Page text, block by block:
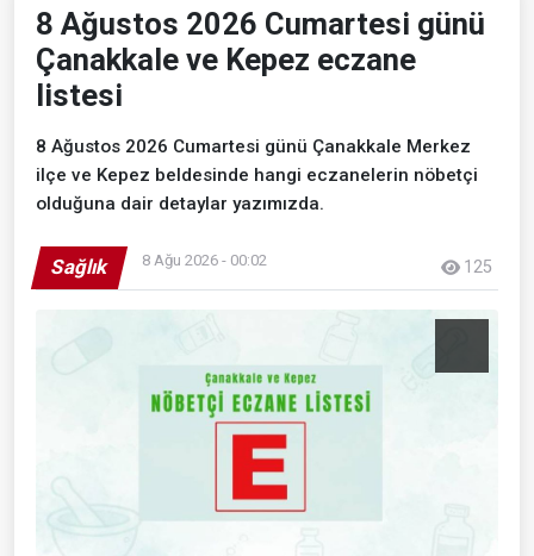
8 Ağustos 2026 Cumartesi günü
Çanakkale ve Kepez eczane
listesi
8 Ağustos 2026 Cumartesi günü Çanakkale Merkez
ilçe ve Kepez beldesinde hangi eczanelerin nöbetçi
olduğuna dair detaylar yazımızda.
Sağlık 8 Ağu 2026 - 00:02 125